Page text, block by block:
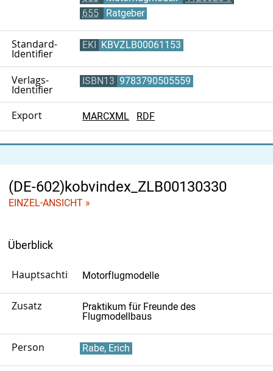
655
Ratgeber
Standard-
Identifier
EKI KBVZLB00061153
Verlags-
Identifier
ISBN13 9783790505559
Export MARCXML RDF
(DE-602)kobvindex_ZLB00130330
EINZEL-ANSICHT »
Überblick
Hauptsachtitel Motorflugmodelle
Zusatz
Praktikum für Freunde des
Flugmodellbaus
Person Rabe, Erich